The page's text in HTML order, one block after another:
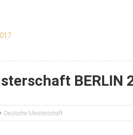
BERLIN
Deutsche Meisterschaft